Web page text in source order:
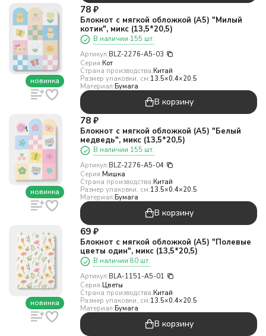
новинка
78 ₽
Блокнот с мягкой обложкой (А5) "Милый
котик", микс (13,5*20,5)
В наличии 155 шт.
Артикул:BLZ-2276-A5-03
Серия:Кот
Страна производства:Китай
Размер упаковки, см:13.5×0.4×20.5
Материал:Бумага
В корзину
новинка
78 ₽
Блокнот с мягкой обложкой (А5) "Белый
медведь", микс (13,5*20,5)
В наличии 155 шт.
Артикул:BLZ-2276-A5-04
Серия:Мишка
Страна производства:Китай
Размер упаковки, см:13.5×0.4×20.5
Материал:Бумага
В корзину
новинка
69 ₽
Блокнот с мягкой обложкой (А5) "Полевые
цветы один", микс (13,5*20,5)
В наличии 80 шт.
Артикул:BLA-1151-A5-01
Серия:Цветы
Страна производства:Китай
Размер упаковки, см:13.5×0.4×20.5
Материал:Бумага
В корзину